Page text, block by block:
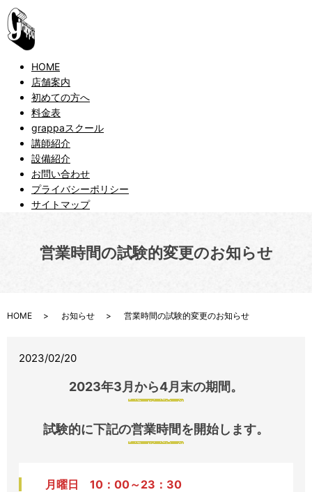
HOME
店舗案内
初めての方へ
料金表
grappaスクール
講師紹介
設備紹介
お問い合わせ
プライバシーポリシー
サイトマップ
営業時間の試験的変更のお知らせ
HOME お知らせ 営業時間の試験的変更のお知らせ
2023/02/20
2023年3月から4月末の期間。
試験的に下記の営業時間を開始します。
月曜日 10：00～23：30